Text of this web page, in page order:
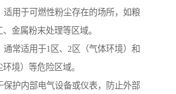
适用于可燃性粉尘存在的场所，如粮
金属粉末处理等区域。
通常适用于1区、2区（气体环境）和
境）等危险区域。
保护内部电气设备或仪表，防止外部